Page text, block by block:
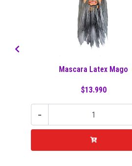
Mascara Latex Mago
$13.990
-